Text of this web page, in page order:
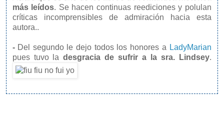
más leídos. Se hacen continuas reediciones y polulan
críticas incomprensibles de admiración hacia esta
autora..
- Del segundo le dejo todos los honores a LadyMarian
pues tuvo la desgracia de sufrir a la sra. Lindsey.